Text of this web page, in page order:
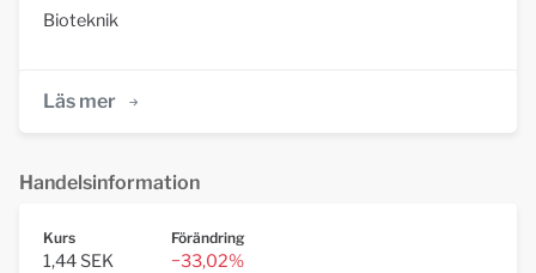
Bioteknik
Läs mer
Handelsinformation
Kurs
1,44 SEK
Förändring
−33,02%